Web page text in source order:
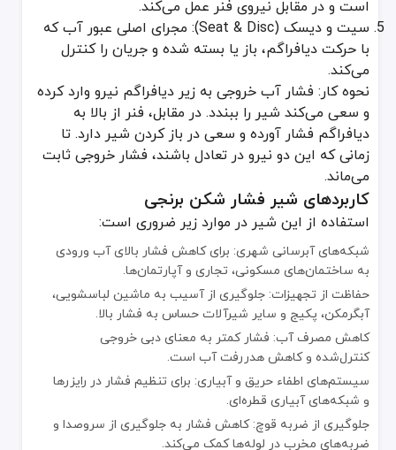
خطوط کمپرسور هوا: اطمینان از حرکت هوا فقط در یک جهت.
نکات نصب و نگهداری
جهت نصب: مهم‌ترین نکته در نصب چک ولو، توجه به جهت جریان
نصب فشار شکن: شیر فشار شکن باید همیشه بعد از شیر قطع و
تمیزکاری: رسوبات و ذرات معلق می‌توانند عملکرد هر دو شیر را مختل
اگرچه شیر فشار شکن برنجی و چک ولو برنجی گاهی در یک سیستم و در
است و در مقابل نیروی فنر عمل می‌کند.
سیت و دیسک (Seat & Disc): مجرای اصلی عبور آب که
با حرکت دیافراگم، باز یا بسته شده و جریان را کنترل
می‌کند.
نحوه کار: فشار آب خروجی به زیر دیافراگم نیرو وارد کرده
و سعی می‌کند شیر را ببندد. در مقابل، فنر از بالا به
دیافراگم فشار آورده و سعی در باز کردن شیر دارد. تا
زمانی که این دو نیرو در تعادل باشند، فشار خروجی ثابت
می‌ماند.
کاربردهای شیر فشار شکن برنجی
استفاده از این شیر در موارد زیر ضروری است:
شبکه‌های آبرسانی شهری: برای کاهش فشار بالای آب ورودی
به ساختمان‌های مسکونی، تجاری و آپارتمان‌ها.
حفاظت از تجهیزات: جلوگیری از آسیب به ماشین لباسشویی،
آبگرمکن، پکیج و سایر شیرآلات حساس به فشار بالا.
کاهش مصرف آب: فشار کمتر به معنای دبی خروجی
کنترل‌شده و کاهش هدررفت آب است.
سیستم‌های اطفاء حریق و آبیاری: برای تنظیم فشار در رایزرها
و شبکه‌های آبیاری قطره‌ای.
جلوگیری از ضربه قوچ: کاهش فشار به جلوگیری از سروصدا و
ضربه‌های مخرب در لوله‌ها کمک می‌کند.